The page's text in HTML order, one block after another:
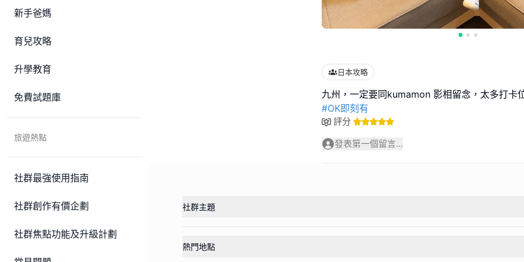
新手爸媽
育兒攻略
升學教育
免費試題庫
旅遊熱點
社群最強使用指南
社群創作有價企劃
社群焦點功能及升級計劃
日本攻略
#OK即刻有
評分
發表第一個留言...
社群主題
熱門地點